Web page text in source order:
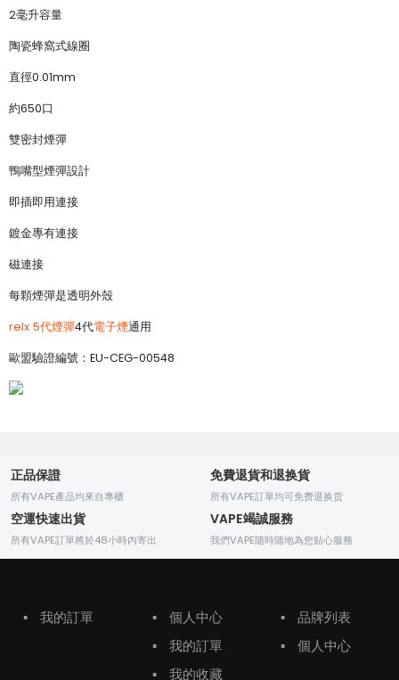
2毫升容量
陶瓷蜂窩式線圈
直徑0.01mm
約650口
雙密封煙彈
鴨嘴型煙彈設計
即插即用連接
鍍金專有連接
磁連接
每顆煙彈是透明外殼
relx 5代煙彈4代電子煙通用
歐盟驗證編號：EU-CEG-00548
正品保證
所有VAPE產品均來自專櫃
免費退貨和退换貨
所有VAPE訂單均可免费退换货
空運快速出貨
所有VAPE訂單將於48小時内寄出
VAPE竭誠服務
我們VAPE随時随地為您贴心服務
▪ 我的訂單 ▪
個人中心
▪
我的訂單
▪
我的收藏
▪
品牌列表
▪
個人中心